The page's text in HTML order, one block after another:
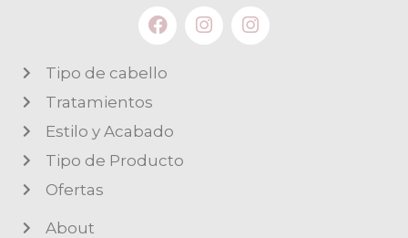
Tipo de cabello
Tratamientos
Estilo y Acabado
Tipo de Producto
Ofertas
About